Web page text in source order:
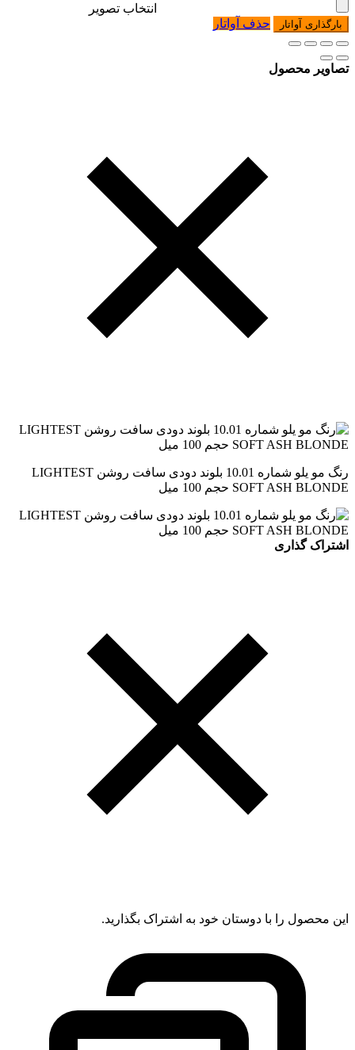
انتخاب تصویر
بارگذاری آواتار حذف آواتار
تصاویر محصول
رنگ مو یلو شماره 10.01 بلوند دودی سافت روشن LIGHTEST
SOFT ASH BLONDE حجم 100 میل
اشتراک گذاری
این محصول را با دوستان خود به اشتراک بگذارید.